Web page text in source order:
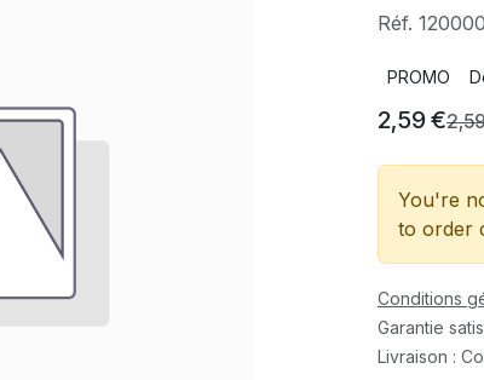
Réf.
PROMO
2,59€
You're
to order
Conditions
Garantie
Livraison :